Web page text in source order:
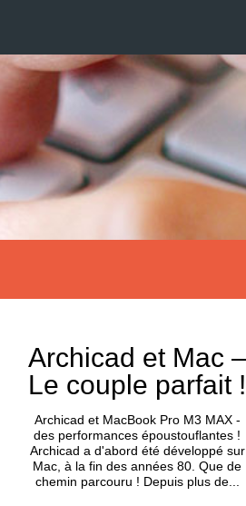
Archicad et Mac –
Le couple parfait !
Archicad et MacBook Pro M3 MAX -
des performances époustouflantes !
Archicad a d'abord été développé sur
Mac, à la fin des années 80. Que de
chemin parcouru ! Depuis plus de...